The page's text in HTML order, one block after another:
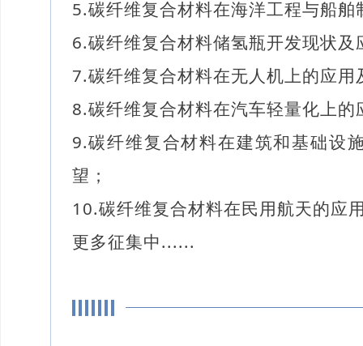
5.碳纤维复合材料在海洋工程与船
6.碳纤维复合材料储氢瓶开发现状及
7.碳纤维复合材料在无人机上的应用
8.碳纤维复合材料在汽车轻量化上的
9.碳纤维复合材料在建筑和基础设
望；
10.碳纤维复合材料在民用航天的应
更多征集中......